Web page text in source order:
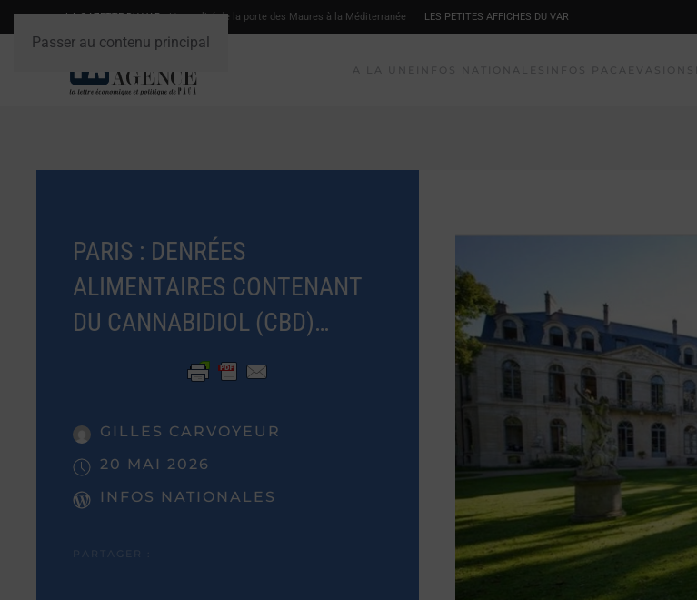
Passer au contenu principal
LA GAZETTE DU VAR- L'actualité de la porte des Maures à la Méditerranée LES PETITES AFFICHES DU VAR
PARIS : DENRÉES
ALIMENTAIRES CONTENANT
DU CANNABIDIOL (CBD)…
GILLES CARVOYEUR
20 MAI 2026
INFOS NATIONALES